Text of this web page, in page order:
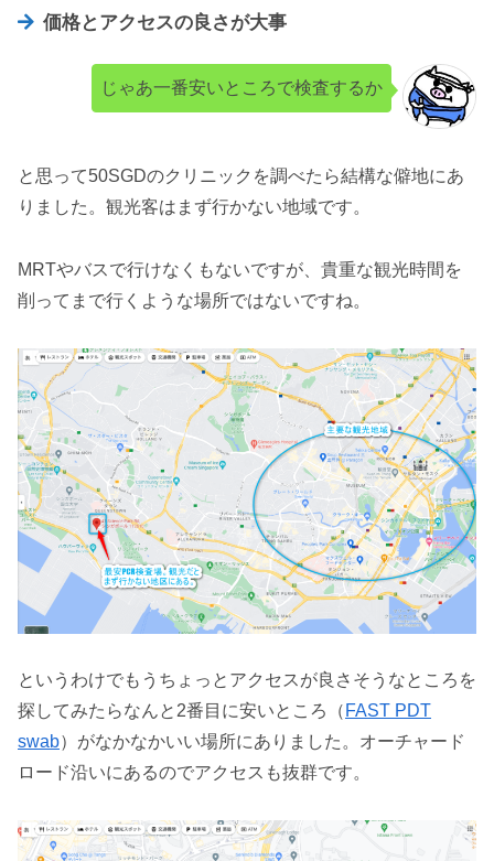
価格とアクセスの良さが大事
じゃあ一番安いところで検査するか
と思って50SGDのクリニックを調べたら結構な僻地にあ
りました。観光客はまず行かない地域です。
MRTやバスで行けなくもないですが、貴重な観光時間を
削ってまで行くような場所ではないですね。
というわけでもうちょっとアクセスが良さそうなところを
探してみたらなんと2番目に安いところ（ FAST PDT
swab）がなかなかいい場所にありました。オーチャード
ロード沿いにあるのでアクセスも抜群です。